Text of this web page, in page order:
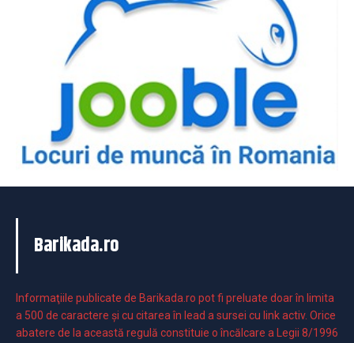
Barikada.ro
Informaţiile publicate de Barikada.ro pot fi preluate doar în limita
a 500 de caractere şi cu citarea în lead a sursei cu link activ. Orice
abatere de la această regulă constituie o încălcare a Legii 8/1996